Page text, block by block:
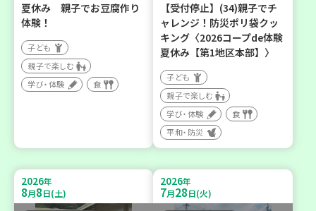
夏休み 親子でお豆腐作り
体験！
子ども
親子で楽しむ
学び・体験
食
【受付停止】(34)親子でチ
ャレンジ！防災ポリ袋クッ
キング〈2026コープde体験
夏休み【第1地区本部】〉
子ども
親子で楽しむ
学び・体験
食
平和・防災
2026年
8月8日(土)
2026年
7月28日(火)